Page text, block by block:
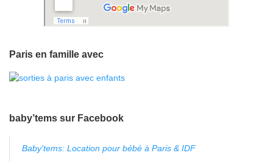
Paris en famille avec
baby’tems sur Facebook
Baby'tems: Location pour bébé à Paris & IDF